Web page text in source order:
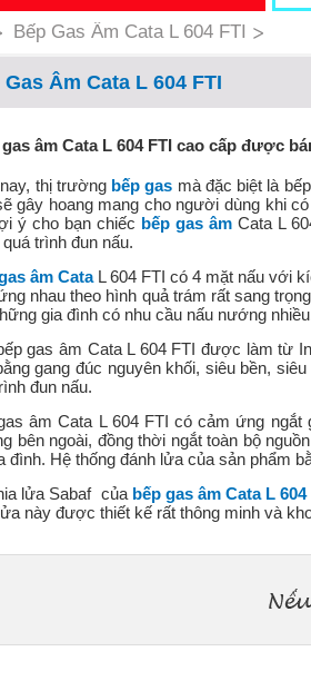
Bếp Gas Âm Cata L 604 FTI
Gas Âm Cata L 604 FTI
âm Cata L 604 FTI cao cấp được
thị trường bếp gas mà đặc biệt là
gây hoang mang cho người dùng khi
ý cho bạn chiếc bếp gas âmCata L
trình đun nấu.
âm CataL 604 FTI có 4 mặt nấu với
nhau theo hình quả trám rất sang
gia đình có nhu cầu nấu nướng
gas âm Cata L 604 FTI được làm từ
gang đúc nguyên khối, siêu bền,
đun nấu.
âm Cata L 604 FTI có cảm ứng
bên ngoài, đồng thời ngắt toàn bộ
đình. Hệ thống đánh lửa của sản phẩm
lửa Sabaf của bếp gas âm Cata L 604
này được thiết kế rất thông minh và